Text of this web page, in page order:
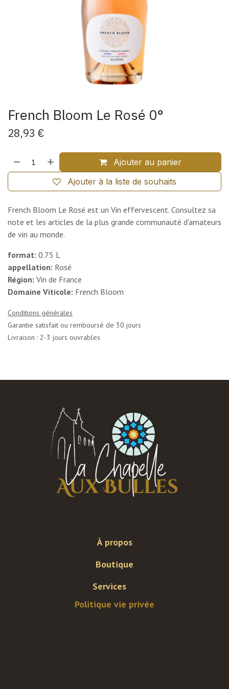
French Bloom Le Rosé 0°
28,93 €
Ajouter au panier
Ajouter à la liste de souhaits
French Bloom Le Rosé est un Vin effervescent. Consultez sa
note et les articles de la plus grande communauté d'amateurs
de vin au monde.
format: 0.75 L
appellation: Rosé
Région: Vin de France
Domaine Viticole: French Bloom
Conditions générales
Garantie satisfait ou remboursé de 30 jours
Livraison : 2-3 jours ouvrables
À propos
Boutique
Services
Politique vie privée